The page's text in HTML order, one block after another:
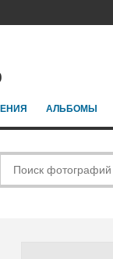
АЛЬБОМЫ